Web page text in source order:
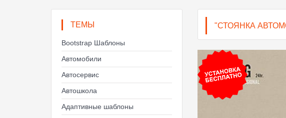
ТЕМЫ
Bootstrap Шаблоны
Автомобили
Автосервис
Автошкола
Адаптивные шаблоны
"СТОЯНКА